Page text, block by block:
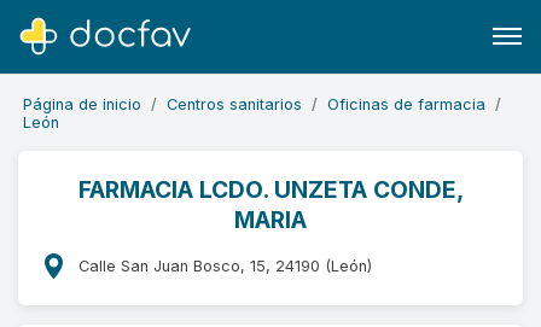
Buscar
Software para clínicas
Soporte
Página de inicio Centros sanitarios
Oficinas de farmacia
León
FARMACIA LCDO. UNZETA CONDE,
MARIA
Calle San Juan Bosco, 15, 24190 (León)